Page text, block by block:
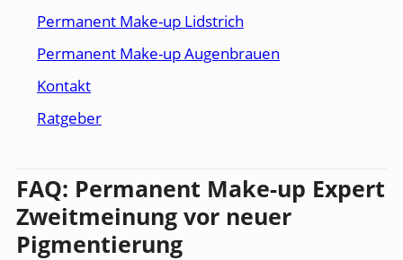
Permanent Make-up Lidstrich
Permanent Make-up Augenbrauen
Kontakt
Ratgeber
FAQ: Permanent Make-up Expert
Zweitmeinung vor neuer
Pigmentierung